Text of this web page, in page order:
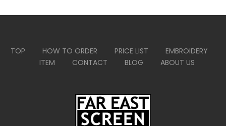
TOP HOW TO ORDER PRICE LIST
EMBROIDERY
ITEM
CONTACT BLOG ABOUT US